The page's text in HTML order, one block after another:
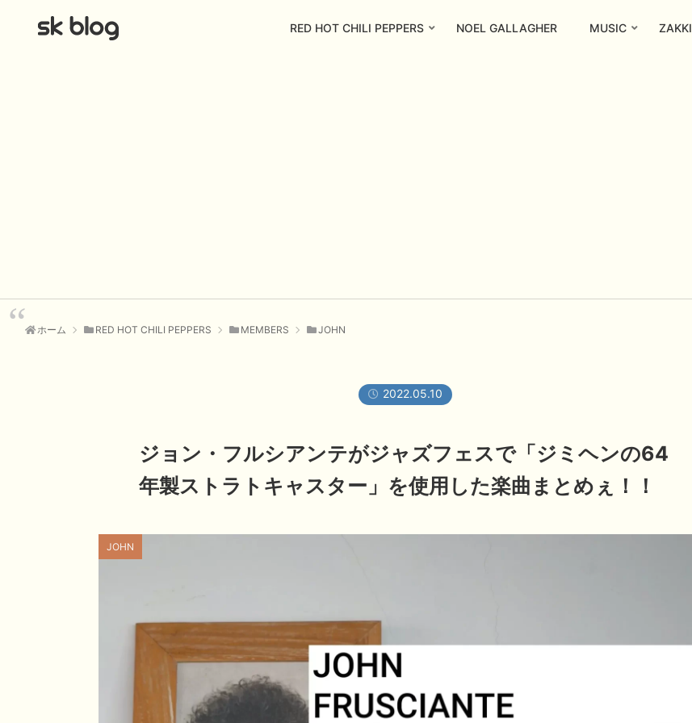
RED HOT CHILI PEPPERS NOEL GALLAGHER MUSIC ZAKKI
ホーム RED HOT CHILI PEPPERS MEMBERS JOHN
2022.05.10
ジョン・フルシアンテがジャズフェスで「ジミヘンの64
年製ストラトキャスター」を使用した楽曲まとめぇ！！
JOHN